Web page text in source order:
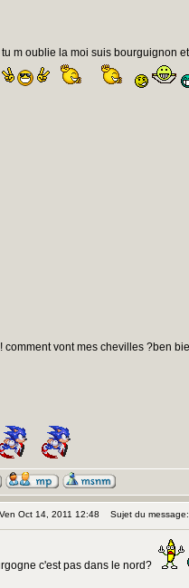
tu m oublie la moi suis bourguignon
comment vont mes chevilles ?ben
Oct 14, 2011 12:48 Sujet du message:
c'est pas dans le nord?